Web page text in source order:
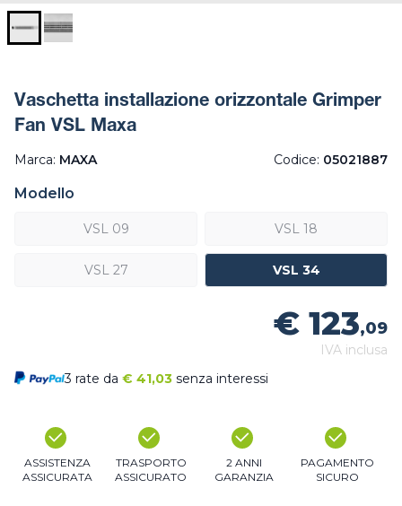
Vaschetta installazione orizzontale Grimper
Fan VSL Maxa
Marca: MAXA Codice: 05021887
Modello
VSL 09 VSL 18
VSL 27 VSL 34
€ 123,09
IVA inclusa
3 rate da € 41,03 senza interessi
ASSISTENZA
ASSICURATA
TRASPORTO
ASSICURATO
2 ANNI
GARANZIA
PAGAMENTO
SICURO